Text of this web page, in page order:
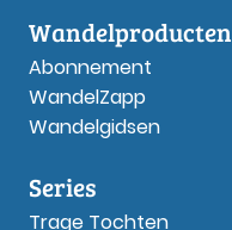
Wandelproducten
Abonnement
WandelZapp
Wandelgidsen
Series
Trage Tochten